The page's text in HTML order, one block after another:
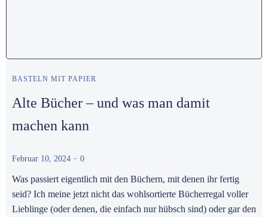
BASTELN MIT PAPIER
Alte Bücher – und was man damit
machen kann
Februar 10, 2024 - 0
Was passiert eigentlich mit den Büchern, mit denen ihr fertig
seid? Ich meine jetzt nicht das wohlsortierte Bücherregal voller
Lieblinge (oder denen, die einfach nur hübsch sind) oder gar den